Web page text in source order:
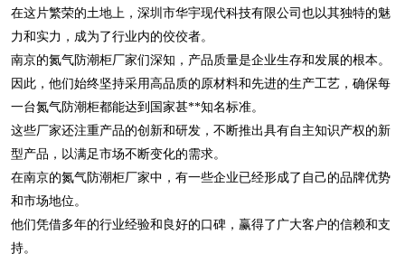
在这片繁荣的土地上，深圳市华宇现代科技有限公司也以其独特的魅
力和实力，成为了行业内的佼佼者。
南京的氮气防潮柜厂家们深知，产品质量是企业生存和发展的根本。
因此，他们始终坚持采用高品质的原材料和先进的生产工艺，确保每
一台氮气防潮柜都能达到国家甚**知名标准。
这些厂家还注重产品的创新和研发，不断推出具有自主知识产权的新
型产品，以满足市场不断变化的需求。
在南京的氮气防潮柜厂家中，有一些企业已经形成了自己的品牌优势
和市场地位。
他们凭借多年的行业经验和良好的口碑，赢得了广大客户的信赖和支
持。